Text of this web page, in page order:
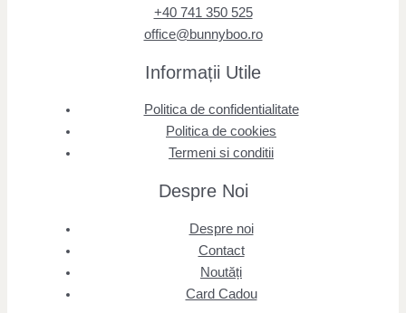
+40 741 350 525
office@bunnyboo.ro
Informații Utile
Politica de confidentialitate
Politica de cookies
Termeni si conditii
Despre Noi
Despre noi
Contact
Noutăți
Card Cadou